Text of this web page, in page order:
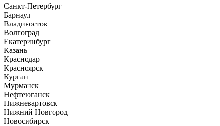
Санкт-Петербург
Барнаул
Владивосток
Волгоград
Екатеринбург
Казань
Краснодар
Красноярск
Курган
Мурманск
Нефтеюганск
Нижневартовск
Нижний Новгород
Новосибирск